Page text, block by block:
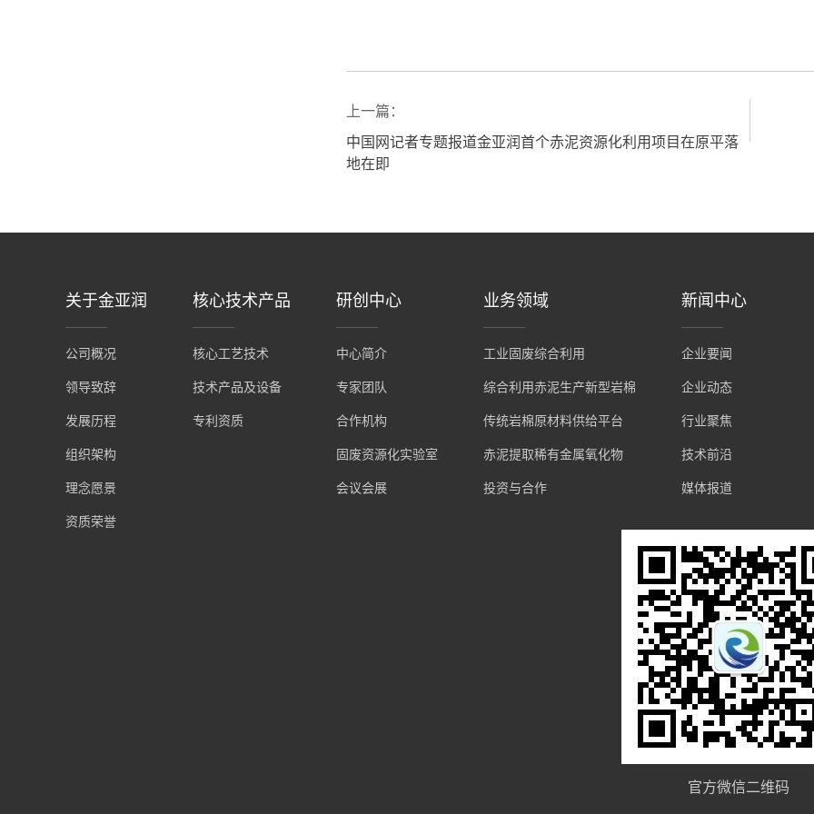
上一篇：
中国网记者专题报道金亚润首个赤泥资源化利用项目在原平落
地在即
关于金亚润
公司概况
领导致辞
发展历程
组织架构
理念愿景
资质荣誉
核心技术产品
核心工艺技术
技术产品及设备
专利资质
研创中心
中心简介
专家团队
合作机构
固废资源化实验室
会议会展
业务领域
工业固废综合利用
综合利用赤泥生产新型岩棉
传统岩棉原材料供给平台
赤泥提取稀有金属氧化物
投资与合作
新闻中心
企业要闻
企业动态
行业聚焦
技术前沿
媒体报道
官方微信二维码